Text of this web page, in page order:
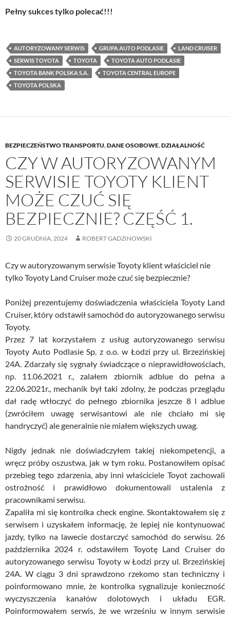
Pełny sukces tylko polecać!!!
AUTORYZOWANY SERWIS GRUPA AUTO PODLASIE
LAND CRUISER
SERWIS TOYOTA
TOYOTA
TOYOTA AUTO PODLASIE
TOYOTA BANK POLSKA S.A.
TOYOTA CENTRAL EUROPE
TOYOTA POLSKA
BEZPIECZEŃSTWO TRANSPORTU,DANE OSOBOWE,DZIAŁALNOŚĆ
CZY W AUTORYZOWANYM
SERWISIE TOYOTY KLIENT
MOŻE CZUĆ SIĘ
BEZPIECZNIE? CZĘŚĆ 1.
20 GRUDNIA, 2024 ROBERT GADZINOWSKI
Czy w autoryzowanym serwisie Toyoty klient właściciel nie
tylko Toyoty Land Cruiser może czuć się bezpiecznie?
Poniżej prezentujemy doświadczenia właściciela Toyoty Land
Cruiser, który odstawił samochód do autoryzowanego serwisu
Toyoty.
Przez 7 lat korzystałem z usług autoryzowanego serwisu
Toyoty Auto Podlasie Sp. z o.o. w Łodzi przy ul. Brzezińskiej
24A. Zdarzały się sygnały świadczące o nieprawidłowościach,
np. 11.06.2021 r., zalałem zbiornik adblue do pełna a
22.06.2021r., mechanik był taki zdolny, że podczas przeglądu
dał radę wtłoczyć do pełnego zbiornika jeszcze 8 l adblue
(zwróciłem uwagę serwisantowi ale nie chciało mi się
handryczyć) ale generalnie nie miałem większych uwag.
Nigdy jednak nie doświadczyłem takiej niekompetencji, a
wręcz próby oszustwa, jak w tym roku. Postanowiłem opisać
przebieg tego zdarzenia, aby inni właściciele Toyot zachowali
ostrożność i prawidłowo dokumentowali ustalenia z
pracownikami serwisu.
Zapaliła mi się kontrolka check engine. Skontaktowałem się z
serwisem i uzyskałem informację, że lepiej nie kontynuować
jazdy, tylko na lawecie dostarczyć samochód do serwisu. 26
października 2024 r. odstawiłem Toyotę Land Cruiser do
autoryzowanego serwisu Toyoty w Łodzi przy ul. Brzezińskiej
24A. W ciągu 3 dni sprawdzono rzekomo stan techniczny i
poinformowano mnie, że kontrolka sygnalizuje konieczność
wyczyszczenia kanałów dolotowych i układu EGR.
Poinformowałem serwis, że we wrześniu w innym serwisie